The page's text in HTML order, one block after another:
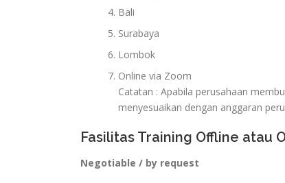
Bali
Surabaya
Lombok
Online via Zoom
Catatan : Apabila perusahaan
menyesuaikan dengan anggaran
Fasilitas Training Offline atau
Negotiable / by request